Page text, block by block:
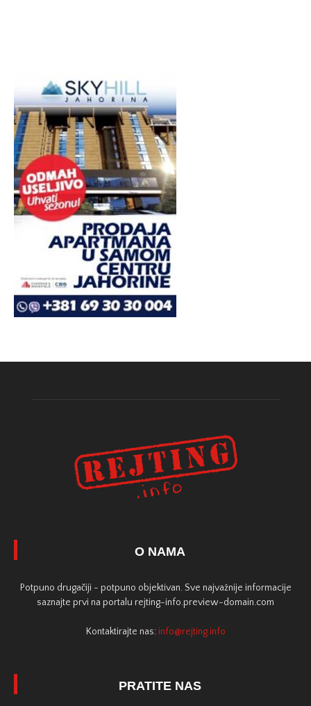
O NAMA
Potpuno drugačiji - potpuno objektivan. Sve najvažnije informacije
saznajte prvi na portalu rejting-info.preview-domain.com
Kontaktirajte nas: info@rejting.info
PRATITE NAS